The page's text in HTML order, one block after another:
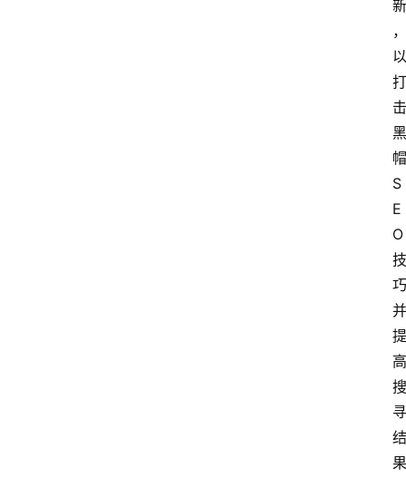
新
，
以
打
击
黑
帽
S
E
O
技
巧
并
提
高
搜
寻
结
果